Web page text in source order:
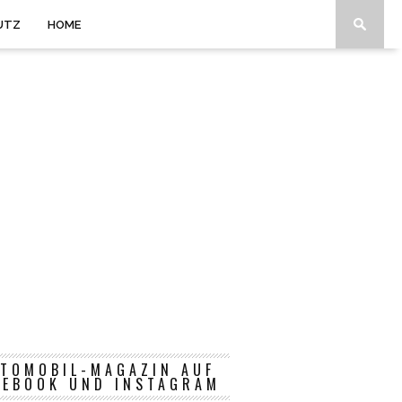
HOME
MAGAZIN AUF
UND INSTAGRAM